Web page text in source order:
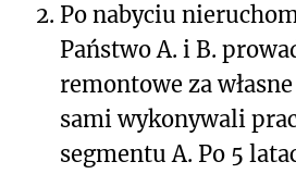
2. Po nabyciu
Państwo A. i B.
remontowe za
sami wykonywali
segmentu A. Po 5